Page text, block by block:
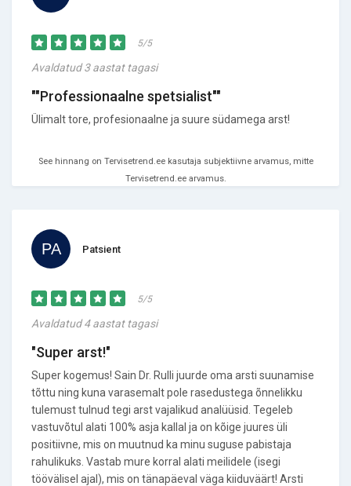
5/5
Avaldatud 3 aastat tagasi
""Professionaalne spetsialist""
Ülimalt tore, profesionaalne ja suure südamega arst!
See hinnang on Tervisetrend.ee kasutaja subjektiivne arvamus, mitte
Tervisetrend.ee arvamus.
Patsient
5/5
Avaldatud 4 aastat tagasi
"Super arst!"
Super kogemus! Sain Dr. Rulli juurde oma arsti suunamise
tõttu ning kuna varasemalt pole rasedustega õnnelikku
tulemust tulnud tegi arst vajalikud analüüsid. Tegeleb
vastuvõtul alati 100% asja kallal ja on kõige juures üli
positiivne, mis on muutnud ka minu suguse pabistaja
rahulikuks. Vastab mure korral alati meilidele (isegi
töövälisel ajal), mis on tänapäeval väga kiiduväärt! Arsti